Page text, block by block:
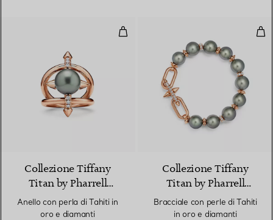
Anello con perla di Tahiti in oro
Collezione Tiffany
Titan by Pharrell
Williams
Anello con perla di Tahiti in
oro e diamanti
Collezione Tiffany
Titan by Pharrell
Williams
Bracciale con perle di Tahiti
in oro e diamanti